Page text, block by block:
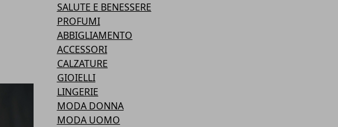
SALUTE E BENESSERE
PROFUMI
ABBIGLIAMENTO
ACCESSORI
CALZATURE
GIOIELLI
LINGERIE
MODA DONNA
MODA UOMO